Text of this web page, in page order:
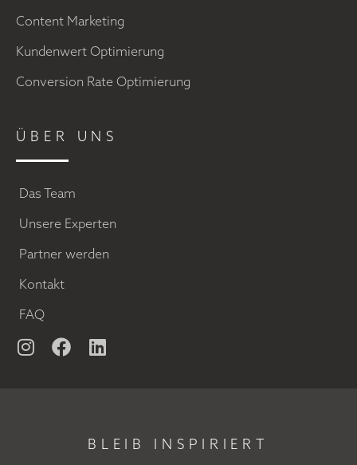
Content Marketing
Kundenwert Optimierung
Conversion Rate Optimierung
ÜBER UNS
Das Team
Unsere Experten
Partner werden
Kontakt
FAQ
BLEIB INSPIRIERT